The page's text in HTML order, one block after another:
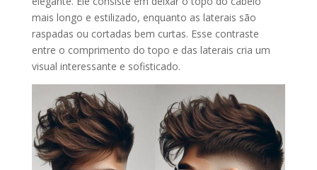
mais longo e estilizado, enquanto as laterais são
raspadas ou cortadas bem curtas. Esse contraste
entre o comprimento do topo e das laterais cria um
visual interessante e sofisticado.